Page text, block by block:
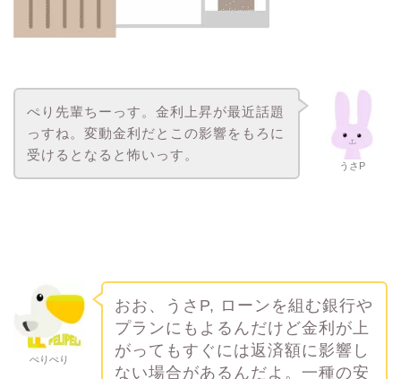
うさP
ぺり先輩ちーっす。金利上昇が最近話題
っすね。変動金利だとこの影響をもろに
受けるとなると怖いっす。
ぺりぺり
おお、うさP, ローンを組む銀行や
プランにもよるんだけど金利が上
がってもすぐには返済額に影響し
ない場合があるんだよ。一種の安